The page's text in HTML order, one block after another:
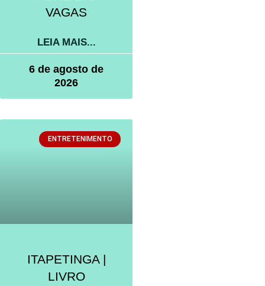
VAGAS
LEIA MAIS...
6 de agosto de
2026
ENTRETENIMENTO
ITAPETINGA |
LIVRO